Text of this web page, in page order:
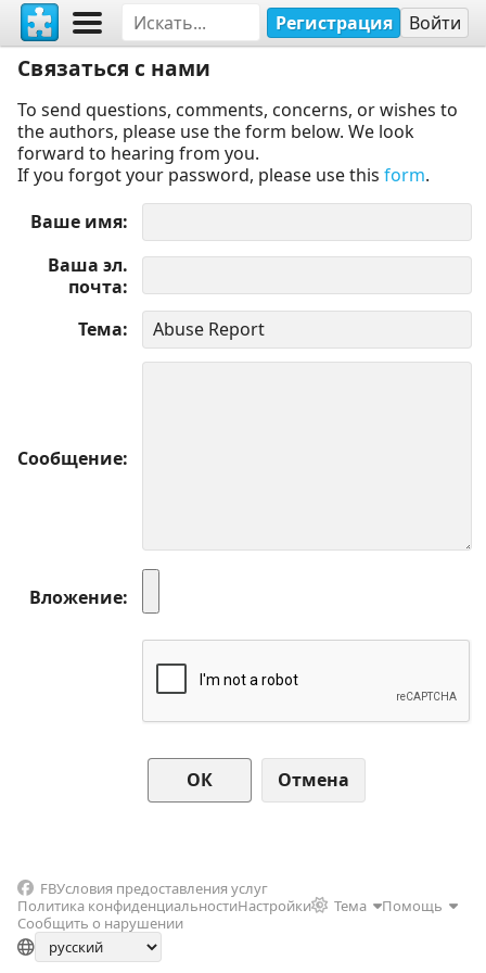
Регистрация Войти
Связаться с нами
To send questions, comments, concerns, or wishes to
the authors, please use the form below. We look
forward to hearing from you.
If you forgot your password, please use this form.
Ваше имя
Ваша эл.
почта
Тема
Сообщение
Вложение
Отмена
FBУсловия предоставления услуг
Политика конфиденциальностиНастройки Тема
Помощь
Сообщить о нарушении